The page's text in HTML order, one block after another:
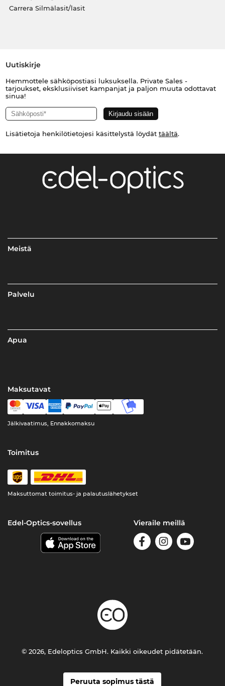
Carrera Silmälasit/lasit
Uutiskirje
Hemmottele sähköpostiasi luksuksella. Private Sales -
tarjoukset, eksklusiiviset kampanjat ja paljon muuta odottavat
sinua!
Lisätietoja henkilötietojesi käsittelystä löydät täältä.
Meistä
Palvelu
Apua
Maksutavat
Jälkivaatimus, Ennakkomaksu
Toimitus
Maksuttomat toimitus- ja palautuslähetykset
Edel-Optics-sovellus Vieraile meillä
Peruuta sopimus tästä
© 2026, Edeloptics GmbH. Kaikki oikeudet pidätetään.